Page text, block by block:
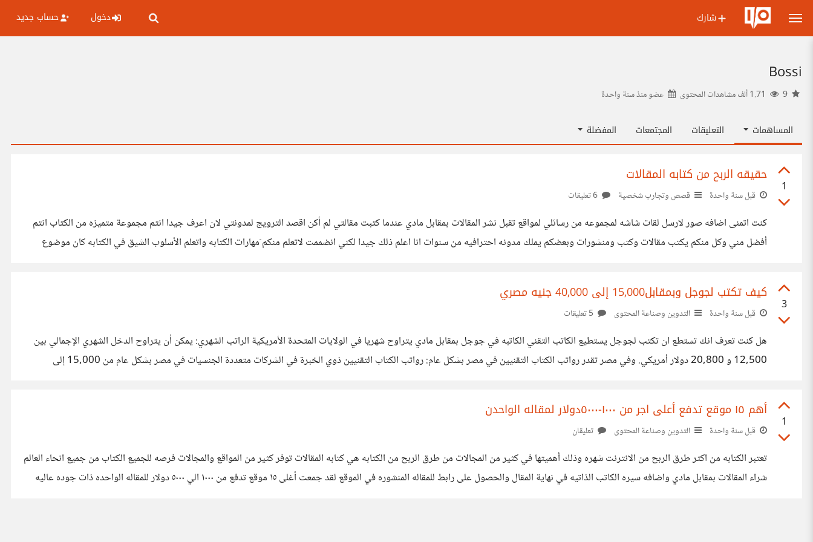
شارك دخول حساب جديد
Bossi
عضو منذسنة واحدة
المساهمات التعليقات المجتمعات المفضلة
1
حقيقه الربح من كتابه المقالات
قبل سنة واحدة قصص وتجارب شخصية
كنت اتمنى اضافه صور لارسل لقات شاشه لمجموعه من رسائلي لمواقع تقبل نشر المقالات بمقابل مادي عندما كتبت مقالتي لم أكن اقصد الترويج لمدونتي لان اعرف جيدا انتم مجموعة متميزه من الكتاب انتم
أفضل مني وكل منكم يكتب مقالات وكتب ومنشورات وبعضكم يملك مدونه احترافيه من سنوات انا اعلم ذلك جيدا لكني انضممت لاتعلم منكم َمهارات الكتابه واتعلم الأسلوب الشيق في الكتابه كان موضوع
3
كيف تكتب لجوجل وبمقابل15,000 إلى 40,000 جنيه مصري
قبل سنة واحدة التدوين وصناعة المحتوى
هل كنت تعرف انك تستطع ان تكتب لجوجل يستطيع الكاتب التقني الكاتبه في جوجل بمقابل مادي يتراوح شهريا في الولايات المتحدة الأمريكية الراتب الشهري: يمكن أن يتراوح الدخل الشهري الإجمالي بين
12,500 و 20,800 دولار أمريكي. وفي مصر تقدر رواتب الكتاب التقنيين في مصر بشكل عام: رواتب الكتاب التقنيين ذوي الخبرة في الشركات متعددة الجنسيات في مصر بشكل عام من 15,000 إلى
1
أهم ١٥ موقع تدفع أعلى اجر من ١٠٠٠-٥٠٠٠دولار لمقاله الواحدن
قبل سنة واحدة التدوين وصناعة المحتوى تعليقان
تعتبر الكتابه من اكثر طرق الربح من الانترنت شهره وذلك أهميتها في كثير من المجالات من طرق الربح من الكتابه هي كتابه المقالات توفر كثير من المواقع والمجالات فرصه للجميع الكتاب من جميع انحاء العالم
شراء المقالات بمقابل مادي واضافه سيره الكاتب الذاتيه في نهاية المقال والحصول على رابط للمقاله المنشوره في الموقع لقد جمعت أغلى ١٥ موقع تدفع من ١٠٠٠ الي ٥٠٠٠ دولار للمقاله الواحده ذات جوده عاليه